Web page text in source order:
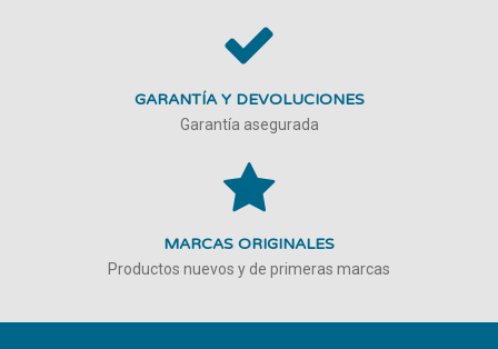
GARANTÍA Y DEVOLUCIONES
Garantía asegurada
MARCAS ORIGINALES
Productos nuevos y de primeras marcas